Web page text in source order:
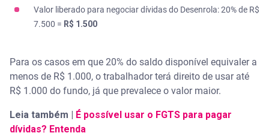
Valor liberado para negociar dívidas do Desenrola: 20% de R$
7.500 = R$ 1.500
Para os casos em que 20% do saldo disponível equivaler a
menos de R$ 1.000, o trabalhador terá direito de usar até
R$ 1.000 do fundo, já que prevalece o valor maior.
Leia também |
É possível usar o FGTS para pagar
dívidas? Entenda